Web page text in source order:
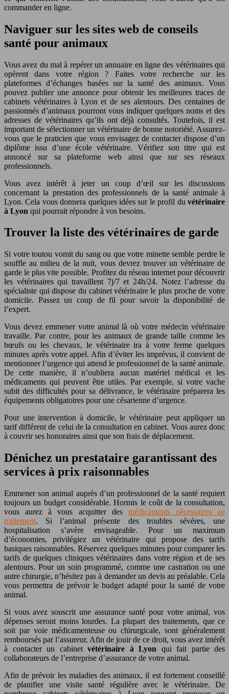
commander en ligne.
Naviguer sur les sites web de conseils
santé pour animaux
Vous avez du mal à repérer un annuaire en ligne des vétérinaires qui
opèrent dans votre région ? Faites votre recherche sur les
plateformes d’échanges basées sur la santé des animaux. Vous
pouvez publier une annonce pour obtenir les meilleures traces de
cabinets vétérinaires à Lyon et de ses alentours. Des centaines de
passionnés d’animaux pourront vous indiquer quelques noms et des
adresses de vétérinaires qu’ils ont déjà consultés. Toutefois, il est
important de sélectionner un vétérinaire de bonne notoriété. Assurez-
vous que le praticien que vous envisagez de contacter dispose d’un
diplôme issu d’une école vétérinaire. Vérifiez son titre qui est
annoncé sur sa plateforme web ainsi que sur ses réseaux
professionnels.
Vous avez intérêt à jeter un coup d’œil sur les discussions
concernant la prestation des professionnels de la santé animale à
Lyon. Cela vous donnera quelques idées sur le profil du vétérinaire
à Lyon qui pourrait répondre à vos besoins.
Trouver la liste des vétérinaires de garde
Si votre toutou vomit du sang ou que votre minette semble perdre le
souffle au milieu de la nuit, vous devrez trouver un vétérinaire de
garde le plus vite possible. Profitez du réseau internet pour découvrir
les vétérinaires qui travaillent 7j/7 et 24h/24. Notez l’adresse du
spécialiste qui dispose du cabinet vétérinaire le plus proche de votre
domicile. Passez un coup de fil pour savoir la disponibilité de
l’expert.
Vous devez emmener votre animal là où votre médecin vétérinaire
travaille. Par contre, pour les animaux de grande taille comme les
bœufs ou les chevaux, le vétérinaire ira à votre ferme quelques
minutes après votre appel. Afin d’éviter les imprévus, il convient de
mentionner l’urgence qui attend le professionnel de la santé animale.
De cette manière, il n’oubliera aucun matériel médical et les
médicaments qui peuvent être utiles. Par exemple, si votre vache
subit des difficultés pour sa délivrance, le vétérinaire préparera les
équipements obligatoires pour une césarienne d’urgence.
Pour une intervention à domicile, le vétérinaire peut appliquer un
tarif différent de celui de la consultation en cabinet. Vous aurez donc
à couvrir ses honoraires ainsi que son frais de déplacement.
Dénichez un prestataire garantissant des
services à prix raisonnables
Emmener son animal auprès d’un professionnel de la santé requiert
toujours un budget considérable. Hormis le coût de la consultation,
vous aurez à vous acquitter des médicaments nécessaires au
traitement. Si l’animal présente des troubles sévères, une
hospitalisation s’avère envisageable. Pour un maximum
d’économies, privilégiez un vétérinaire qui propose des tarifs
basiques raisonnables. Réservez quelques minutes pour comparer les
tarifs de quelques cliniques vétérinaires dans votre région et de ses
alentours. Pour un soin programmé, comme une castration ou une
autre chirurgie, n’hésitez pas à demander un devis au préalable. Cela
vous permettra de prévoir le budget adapté pour la santé de votre
animal.
Si vous avez souscrit une assurance santé pour votre animal, vos
dépenses seront moins lourdes. La plupart des traitements, que ce
soit par voie médicamenteuse ou chirurgicale, sont généralement
remboursés par l’assureur. Afin de jouir de ce droit, vous avez intérêt
à contacter un cabinet vétérinaire à Lyon qui fait partie des
collaborateurs de l’entreprise d’assurance de votre animal.
Afin de prévoir les maladies des animaux, il est fortement conseillé
de planifier une visite santé régulière avec le vétérinaire. De